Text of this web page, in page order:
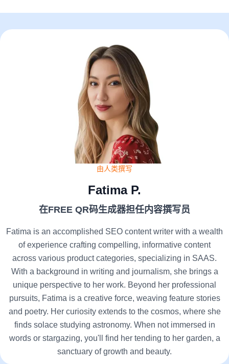
由人类撰写
Fatima P.
在FREE QR码生成器担任内容撰写员
Fatima is an accomplished SEO content writer with a wealth
of experience crafting compelling, informative content
across various product categories, specializing in SAAS.
With a background in writing and journalism, she brings a
unique perspective to her work. Beyond her professional
pursuits, Fatima is a creative force, weaving feature stories
and poetry. Her curiosity extends to the cosmos, where she
finds solace studying astronomy. When not immersed in
words or stargazing, you'll find her tending to her garden, a
sanctuary of growth and beauty.